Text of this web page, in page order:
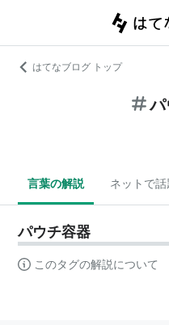
はてなブログ トップ
言葉の解説 ネットで話
パウチ容器
このタグの解説について